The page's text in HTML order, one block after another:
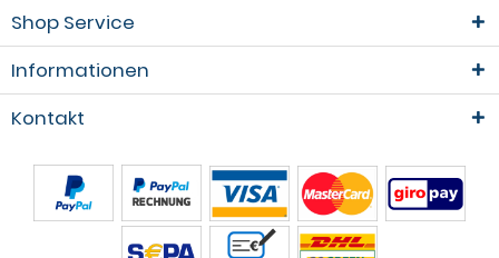
Shop Service
Informationen
Kontakt